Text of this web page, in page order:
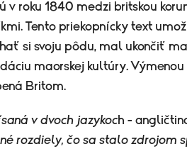
v roku 1840 medzi britskou
Tento priekopnícky text
si svoju pôdu, mal ukončiť
maorskej kultúry.
Britom.
v dvoch jazykoch -
rozdiely, čo sa stalo zdrojom